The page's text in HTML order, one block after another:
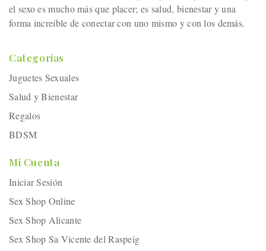
el sexo es mucho más que placer; es salud, bienestar y una
forma increíble de conectar con uno mismo y con los demás.
Categorias
Juguetes Sexuales
Salud y Bienestar
Regalos
BDSM
Mi Cuenta
Iniciar Sesión
Sex Shop Online
Sex Shop Alicante
Sex Shop Sa Vicente del Raspeig